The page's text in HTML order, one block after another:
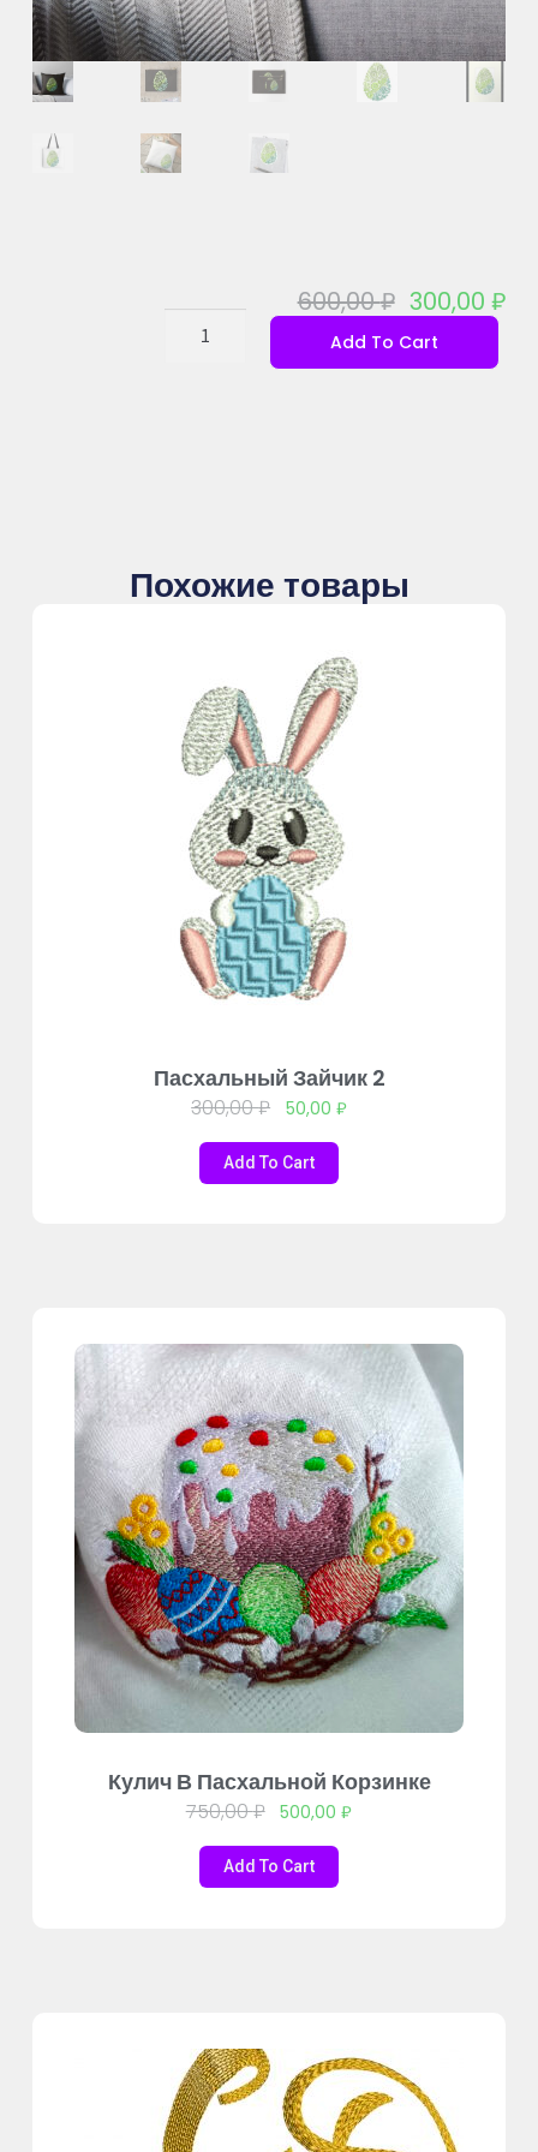
600,00₽ 300,00₽
Add To Cart
Похожие товары
Пасхальный Зайчик 2
300,00₽ 50,00 ₽
Add To Cart
Кулич В Пасхальной Корзинке
750,00₽ 500,00₽
Add To Cart